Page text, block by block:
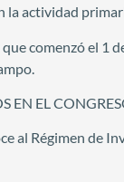
la actividad
comenzó el 1
EN EL
al Régimen de